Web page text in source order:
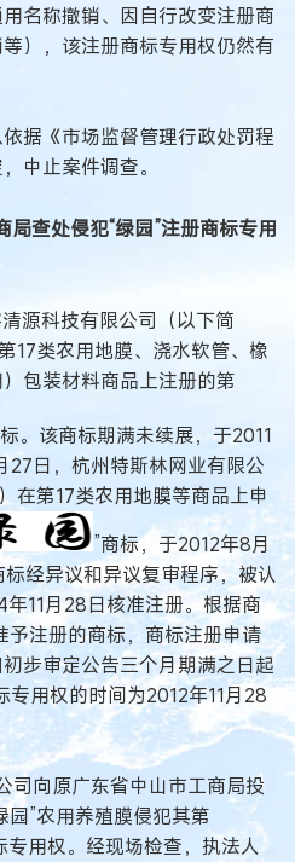
名称撤销、因自行改变注册商
），该注册商标专用权仍然有
据《市场监督管理行政处罚程
中止案件调查。
查处侵犯“绿园”注册商标专用
源科技有限公司（以下简
17类农用地膜、浇水软管、橡
包装材料商品上注册的第
。该商标期满未续展，于2011
27日，杭州特斯林网业有限公
在第17类农用地膜等商品上申
”商标，于2012年8月
经异议和异议复审程序，被认
11月28日核准注册。根据商
予注册的商标，商标注册申请
步审定公告三个月期满之日起
专用权的时间为2012年11月28
司向原广东省中山市工商局投
园”农用养殖膜侵犯其第
专用权。经现场检查，执法人